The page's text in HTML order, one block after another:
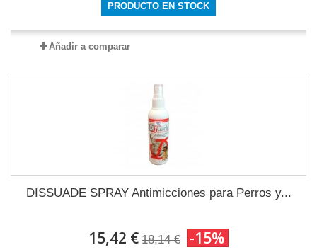
PRODUCTO EN STOCK
Añadir a comparar
DISSUADE SPRAY Antimicciones para Perros y...
15,42 € 18,14 € -15%